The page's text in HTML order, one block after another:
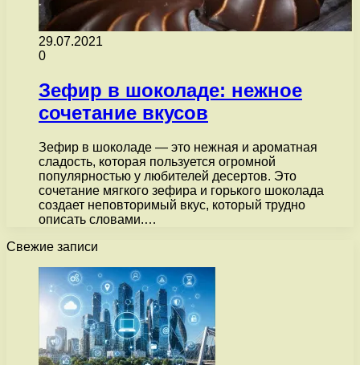
29.07.2021
0
Зефир в шоколаде: нежное
сочетание вкусов
Зефир в шоколаде — это нежная и ароматная
сладость, которая пользуется огромной
популярностью у любителей десертов. Это
сочетание мягкого зефира и горького шоколада
создает неповторимый вкус, который трудно
описать словами.…
Свежие записи